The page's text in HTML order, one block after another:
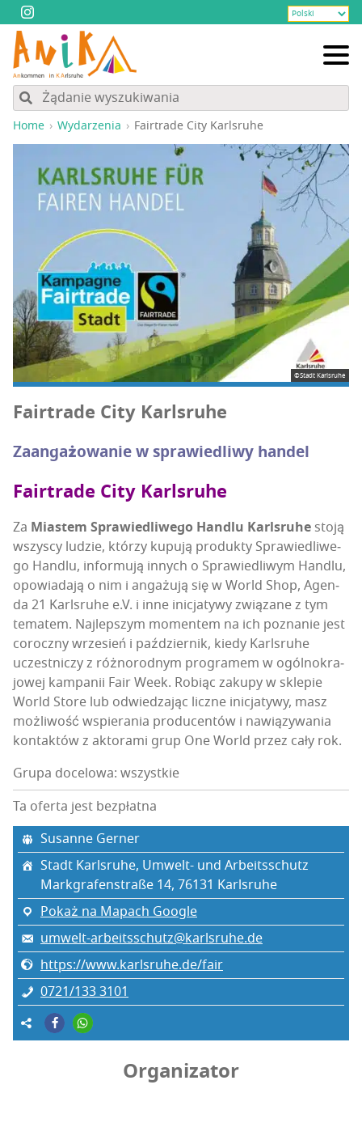
Home Wydarzenia Fair­tra­de City Karlsruhe
©Stadt Karlsruhe
Fair­tra­de City Karlsruhe
Zaan­ga­żo­wa­nie w spra­wie­dli­wy handel
Fair­tra­de City Karlsruhe
Za Mia­stem Spra­wie­dli­we­go Han­dlu Karls­ru­he sto­ją
wszy­scy ludzie, któ­rzy kupu­ją pro­duk­ty Spra­wie­dli­we­
go Han­dlu, infor­mu­ją innych o Spra­wie­dli­wym Han­dlu,
opo­wia­da­ją o nim i anga­żu­ją się w World Shop, Agen­
da 21 Karls­ru­he e.V. i inne ini­cja­ty­wy zwią­za­ne z tym
tema­tem. Naj­lep­szym momen­tem na ich pozna­nie jest
corocz­ny wrze­sień i paź­dzier­nik, kie­dy Karls­ru­he
uczest­ni­czy z róż­no­rod­nym pro­gra­mem w ogól­no­kra­
jo­wej kam­pa­nii Fair Week. Robiąc zaku­py w skle­pie
World Sto­re lub odwie­dza­jąc licz­ne ini­cja­ty­wy, masz
moż­li­wość wspie­ra­nia pro­du­cen­tów i nawią­zy­wa­nia
kon­tak­tów z akto­ra­mi grup One World przez cały rok.
Grupa docelowa: wszystkie
Ta oferta jest bezpłatna
Susan­ne Gerner
Stadt Karls­ru­he, Umwelt- und Arbeitsschutz
Mark­gra­fen­stra­ße 14, 76131 Karls­ru­he
Pokaż na Mapach Google
umwelt-arbeitsschutz@karlsruhe.de
https://www.karlsruhe.de/fair
0721/133 3101
Organizator